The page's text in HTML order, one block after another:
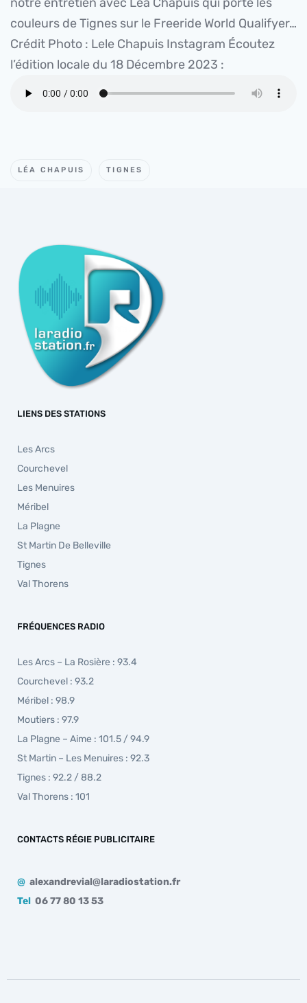
notre entretien avec Léa Chapuis qui porte les
couleurs de Tignes sur le Freeride World Qualifyer…
Crédit Photo : Lele Chapuis Instagram Écoutez
l’édition locale du 18 Décembre 2023 :
LÉA CHAPUIS TIGNES
LIENS DES STATIONS
Les Arcs
Courchevel
Les Menuires
Méribel
La Plagne
St Martin De Belleville
Tignes
Val Thorens
FRÉQUENCES RADIO
Les Arcs – La Rosière : 93.4
Courchevel : 93.2
Méribel : 98.9
Moutiers : 97.9
La Plagne – Aime : 101.5 / 94.9
St Martin – Les Menuires : 92.3
Tignes : 92.2 / 88.2
Val Thorens : 101
CONTACTS RÉGIE PUBLICITAIRE
@ alexandrevial@laradiostation.fr
Tel 06 77 80 13 53